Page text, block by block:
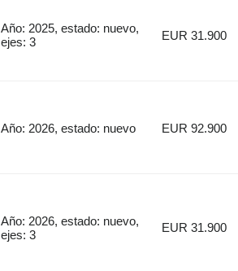
Año: 2025, estado: nuevo,
ejes: 3
EUR 31.900
Año: 2026, estado: nuevo EUR 92.900
Año: 2026, estado: nuevo,
ejes: 3
EUR 31.900